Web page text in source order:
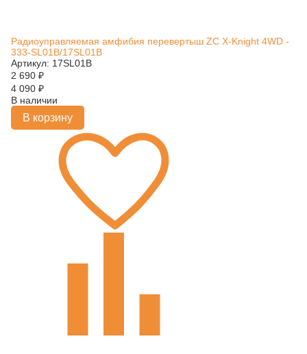
Радиоуправляемая амфибия перевертыш ZC X-Knight 4WD -
333-SL01B/17SL01B
Артикул: 17SL01B
2 690 ₽
4 090 ₽
В наличии
В корзину